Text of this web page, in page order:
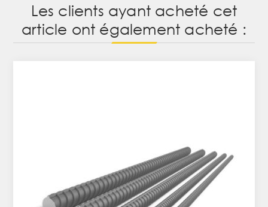
Les clients ayant acheté cet
article ont également acheté :